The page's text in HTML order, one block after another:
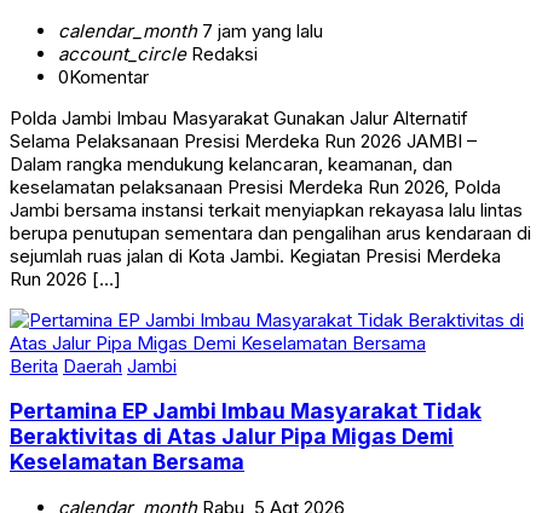
calendar_month7 jam yang lalu
account_circleRedaksi
0Komentar
Polda Jambi Imbau Masyarakat Gunakan Jalur Alternatif
Selama Pelaksanaan Presisi Merdeka Run 2026 JAMBI –
Dalam rangka mendukung kelancaran, keamanan, dan
keselamatan pelaksanaan Presisi Merdeka Run 2026, Polda
Jambi bersama instansi terkait menyiapkan rekayasa lalu lintas
berupa penutupan sementara dan pengalihan arus kendaraan di
sejumlah ruas jalan di Kota Jambi. Kegiatan Presisi Merdeka
Run 2026 […]
Berita Daerah Jambi
Pertamina EP Jambi Imbau Masyarakat Tidak
Beraktivitas di Atas Jalur Pipa Migas Demi
Keselamatan Bersama
calendar_monthRabu, 5 Agt 2026